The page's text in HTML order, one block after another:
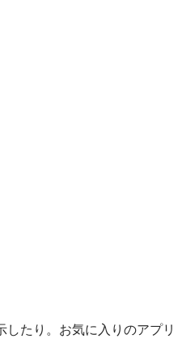
たり。お気に入りのアプリ